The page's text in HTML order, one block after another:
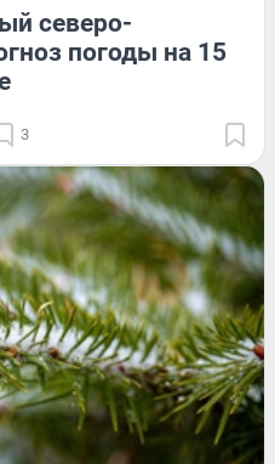
северо-
погоды на 15
3